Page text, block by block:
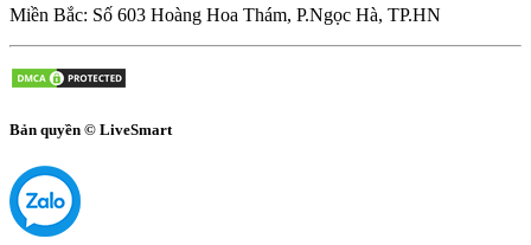
Miền Bắc: Số 603 Hoàng Hoa Thám, P.Ngọc Hà, TP.HN
Bản quyền © LiveSmart